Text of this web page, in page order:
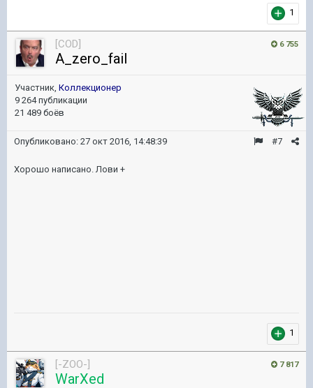
1
6 755
[COD]
A_zero_fail
Участник, Коллекционер
9 264 публикации
21 489 боёв
#7
Опубликовано: 27 окт 2016, 14:48:39
Хорошо написано. Лови +
1
7 817
[-ZOO-]
WarXed